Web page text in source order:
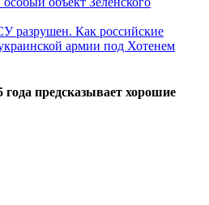
разрушен. Как российские
армии под Хотенем
предсказывает хорошие